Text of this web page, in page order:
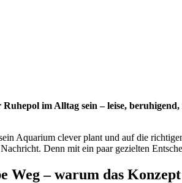
im Alltag sein – leise,
Aquarium clever plant und auf die
Denn mit ein paar gezielten
Weg – warum das